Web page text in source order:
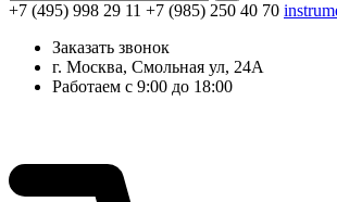
+7 (495) 998 29 11 +7 (985) 250 40 70
Заказать звонок
г. Москва, Смольная ул, 24А
Работаем с 9:00 до 18:00